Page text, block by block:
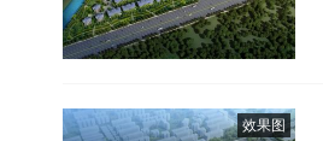
效果图